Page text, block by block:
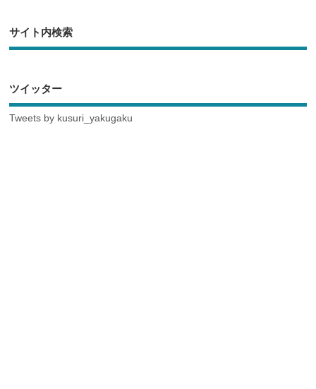
サイト内検索
ツイッター
Tweets by kusuri_yakugaku